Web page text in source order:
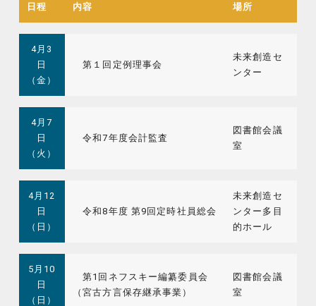
日程 内容 場所
4月3
日
（金）
第１回定例理事会
未来創造セ
ンター
4月7
日
（火）
令和7年度会計監査
図書館会議
室
4月12
日
（日）
令和8年度 第9回定時社員総会
未来創造セ
ンター多目
的ホール
5月10
日
（日）
第1回ネフスキー編纂委員会
（宮古方言保存継承事業）
図書館会議
室